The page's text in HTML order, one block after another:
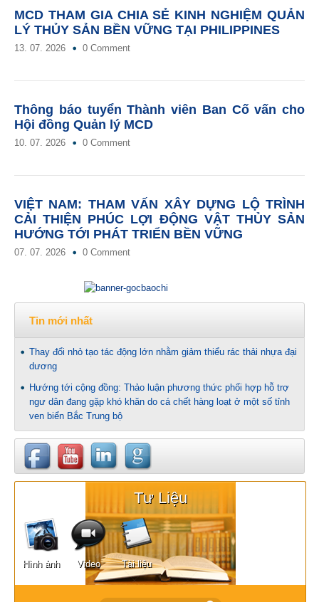
MCD THAM GIA CHIA SẺ KINH NGHIỆM QUẢN
LÝ THỦY SẢN BỀN VỮNG TẠI PHILIPPINES
13. 07. 2026 0 Comment
Thông báo tuyển Thành viên Ban Cố vấn cho
Hội đồng Quản lý MCD
10. 07. 2026 0 Comment
VIỆT NAM: THAM VẤN XÂY DỰNG LỘ TRÌNH
CẢI THIỆN PHÚC LỢI ĐỘNG VẬT THỦY SẢN
HƯỚNG TỚI PHÁT TRIỂN BỀN VỮNG
07. 07. 2026 0 Comment
Tin mới nhất
Thay đổi nhỏ tạo tác động lớn nhằm giảm thiểu rác thải nhựa đại
dương
Hướng tới cộng đồng: Thảo luận phương thức phối hợp hỗ trợ
ngư dân đang gặp khó khăn do cá chết hàng loạt ở một số tỉnh
ven biển Bắc Trung bộ
Tư Liệu
Hình ảnh Video Tài liệu